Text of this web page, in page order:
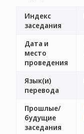
Индекс
заседания
Дата и
место
проведения
Язык(и)
перевода
Прошлые/
будущие
заседания